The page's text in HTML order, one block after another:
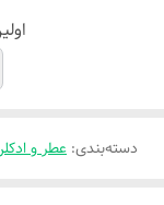
دسته‌بندی: عطر و